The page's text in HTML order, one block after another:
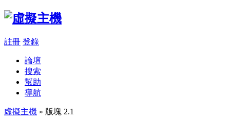
註冊 登錄
論壇
搜索
幫助
導航
虛擬主機 » 版塊 2.1